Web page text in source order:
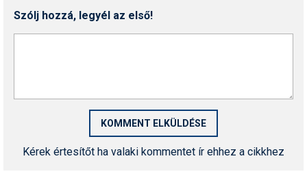
Szólj hozzá, legyél az első!
Kérek értesítőt ha valaki kommentet ír ehhez a cikkhez